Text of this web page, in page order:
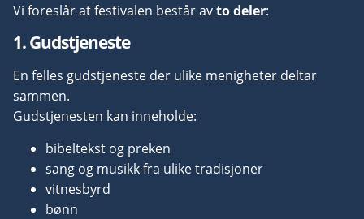
Vi foreslår at festivalen består avto deler:
1. Gudstjeneste
En felles gudstjeneste der ulike menigheter deltar
sammen.
Gudstjenesten kan inneholde:
bibeltekst og preken
sang og musikk fra ulike tradisjoner
vitnesbyrd
bønn